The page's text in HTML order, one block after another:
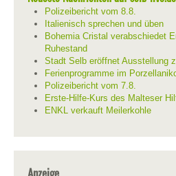
Polizeibericht vom 8.8.
Italienisch sprechen und üben
Bohemia Cristal verabschiedet
Ruhestand
Stadt Selb eröffnet Ausstellung
Ferienprogramme im
Polizeibericht vom 7.8.
Erste-Hilfe-Kurs des Malteser
ENKL verkauft Meilerkohle